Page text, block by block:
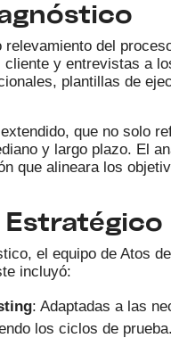
del
y entrevistas a
plantillas de
que no solo
y largo plazo. El
que alineara los
el equipo de Atos
incluyó:
: Adaptadas a las
los ciclos de prueba.